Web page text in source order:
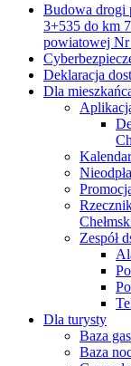
Budowa drogi
3+535 do km
powiatowej
Deklaracja
Dla
Zespół
Dla turysty
Baza
Baza